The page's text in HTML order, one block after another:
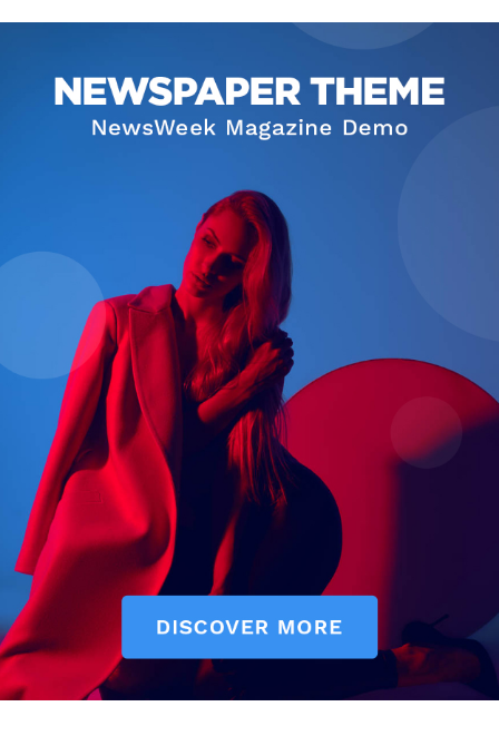
تور بېكىتىمىز
ئاناسەھىپە
بىز كىم؟